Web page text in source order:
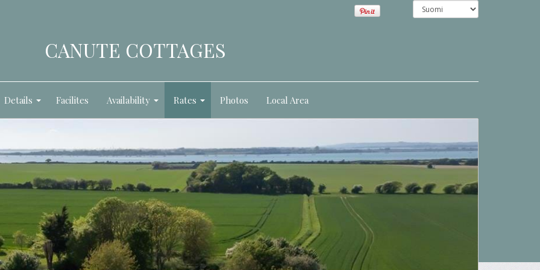
CANUTE COTTAGES
Details Facilites Availability Rates Photos Local Area